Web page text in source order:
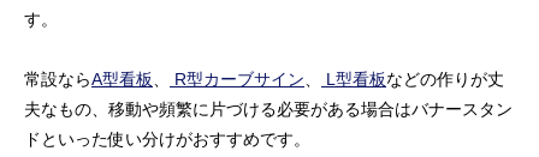
す。
常設ならA型看板、 R型カーブサイン、 L型看板などの作りが丈
夫なもの、移動や頻繁に片づける必要がある場合はバナースタン
ドといった使い分けがおすすめです。